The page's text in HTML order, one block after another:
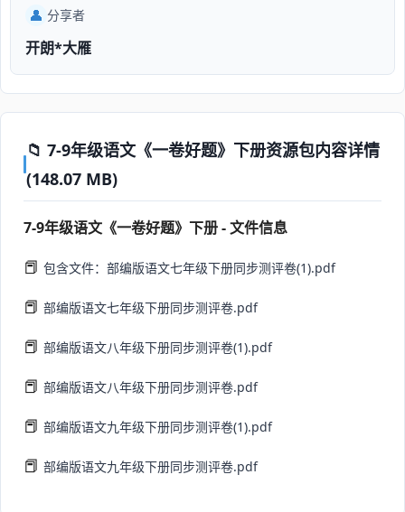
👤 分享者
开朗*大雁
📁 7-9年级语文《一卷好题》下册资源包内容详情
(148.07 MB)
7-9年级语文《一卷好题》下册 - 文件信息
📕 包含文件：部编版语文七年级下册同步测评卷(1).pdf
📕 部编版语文七年级下册同步测评卷.pdf
📕 部编版语文八年级下册同步测评卷(1).pdf
📕 部编版语文八年级下册同步测评卷.pdf
📕 部编版语文九年级下册同步测评卷(1).pdf
📕 部编版语文九年级下册同步测评卷.pdf